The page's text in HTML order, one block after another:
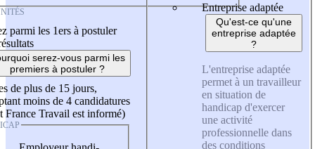
parmi les 1ers à postuler
serez-vous parmi les
premiers à postuler ?
de plus de 15 jours,
moins de 4 candidatures
France Travail est informé)
Entreprise adaptée
Qu'est-ce qu'une
entreprise adaptée
?
L'entreprise adaptée
permet à un travailleur
en situation de
handicap d'exercer
une activité
professionnelle dans
des conditions